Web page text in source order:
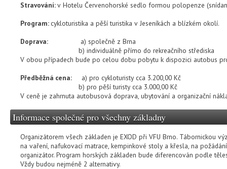
Stravování:v Hotelu Červenohorské sedlo formou polopenze
Program:cykloturistika a pěší turistika v Jeseníkách a blízkém okolí.
Doprava:
a) společně z Brna
b) individuálně přímo do rekreačního střediska
V obou případech bude po celou dobu pobytu k dispozici autobus
Předběžná cena:
a) pro cykloturisty cca 3.200,00 Kč
b) pro pěší turisty cca 3.000,00 Kč
V ceně je zahrnuta autobusová doprava, ubytování a organizační
Informace společné pro všechny základny
Organizátorem všech základen je EXOD při VFU Brno. Tábornickou
na vaření, nafukovací matrace, kempinkové stoly a křesla, na
organizátor. Program horských základen bude diferencován podle
Vždy budou nejméně 2 alternativy.